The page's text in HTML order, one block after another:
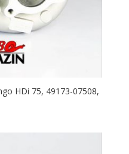
HDi 75, 49173-07508,